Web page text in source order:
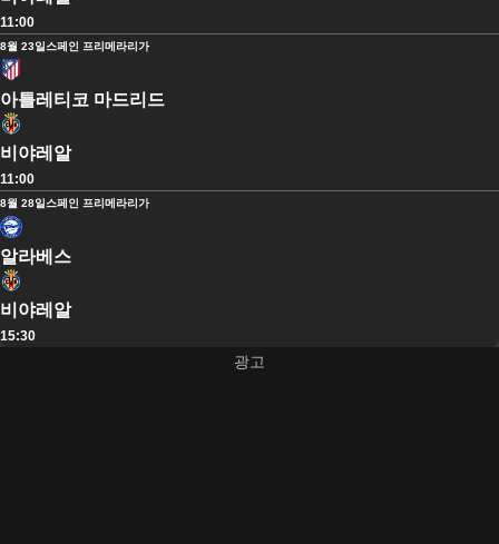
11:00
8월 23일스페인 프리메라리가
아틀레티코 마드리드
비야레알
11:00
8월 28일스페인 프리메라리가
알라베스
비야레알
15:30